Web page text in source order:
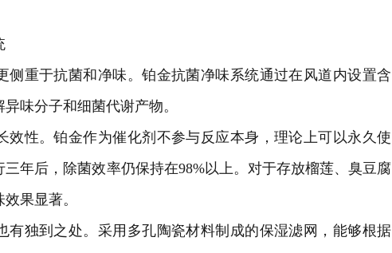
重于抗菌和净味。铂金抗菌净味系统通过在风道内设置含
味分子和细菌代谢产物。
性。铂金作为催化剂不参与反应本身，理论上可以永久使
年后，除菌效率仍保持在98%以上。对于存放榴莲、臭豆腐
果显著。
独到之处。采用多孔陶瓷材料制成的保湿滤网，能够根据